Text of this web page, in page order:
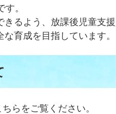
。
るよう、放課後児童支
育成を目指しています。
らをご覧ください。